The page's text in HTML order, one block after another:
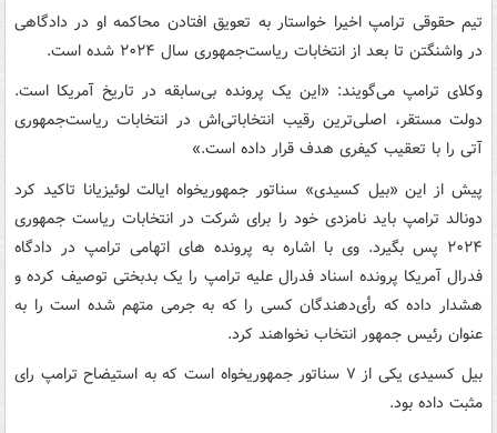
تیم حقوقی ترامپ اخیرا خواستار به تعویق افتادن محاکمه او در دادگاهی
در واشنگتن تا بعد از انتخابات ریاست‌جمهوری سال ۲۰۲۴ شده‌ است.
وکلای ترامپ می‌گویند: «این یک پرونده بی‌سابقه در تاریخ آمریکا است.
دولت مستقر، اصلی‌ترین رقیب انتخاباتی‌اش در انتخابات ریاست‌جمهوری
آتی را با تعقیب کیفری هدف قرار داده است.»
پیش از این «بیل کسیدی» سناتور جمهوریخواه ایالت لوئیزیانا تاکید کرد
دونالد ترامپ باید نامزدی خود را برای شرکت در انتخابات ریاست جمهوری
۲۰۲۴ پس بگیرد. وی با اشاره به پرونده های اتهامی ترامپ در دادگاه
فدرال آمریکا پرونده اسناد فدرال علیه ترامپ را یک بدبختی توصیف کرده و
هشدار داده که رأی‌دهندگان کسی را که به جرمی متهم شده است را به
عنوان رئیس جمهور انتخاب نخواهند کرد.
بیل کسیدی یکی از ۷ سناتور جمهوریخواه است که به استیضاح ترامپ رای
مثبت داده بود.